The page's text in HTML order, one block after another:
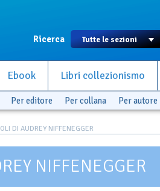
Ricerca
Ebook Libri collezionismo
Per editore Per collana Per autore
DI AUDREY NIFFENEGGER
NIFFENEGGER